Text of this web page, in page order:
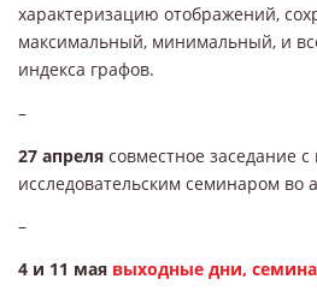
характеризацию отображений,
максимальный, минимальный, и
индекса графов.
–
27 апреля совместное заседание с
исследовательским семинаром во
–
4 и 11 мая выходные дни,